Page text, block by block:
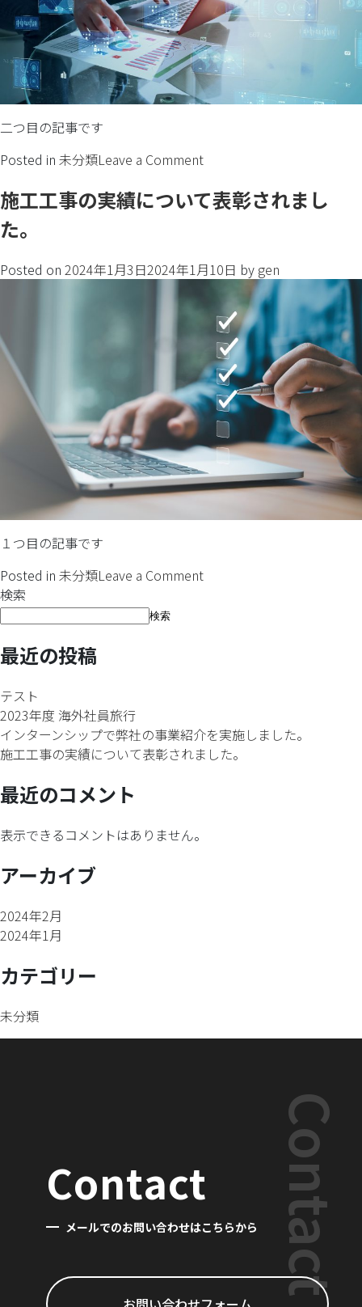
二つ目の記事です
Posted in 未分類Leave a Comment
施工工事の実績について表彰されまし
た。
Posted on 2024年1月3日2024年1月10日 by gen
１つ目の記事です
Posted in 未分類Leave a Comment
検索
検索
最近の投稿
テスト
2023年度 海外社員旅行
インターンシップで弊社の事業紹介を実施しました。
施工工事の実績について表彰されました。
最近のコメント
表示できるコメントはありません。
アーカイブ
2024年2月
2024年1月
カテゴリー
未分類
Contact
メールでのお問い合わせはこちらから